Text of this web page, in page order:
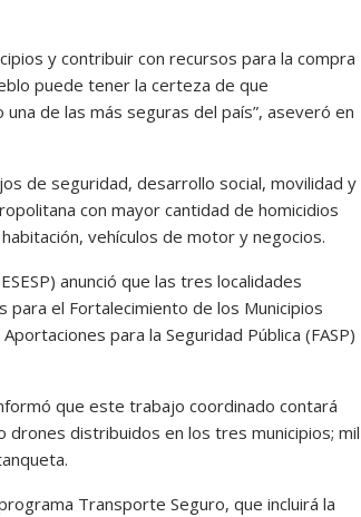
y contribuir con recursos para la compra
puede tener la certeza de que
de las más seguras del país”, aseveró en
de seguridad, desarrollo social, movilidad y
con mayor cantidad de homicidios
vehículos de motor y negocios.
anunció que las tres localidades
el Fortalecimiento de los Municipios
para la Seguridad Pública (FASP)
que este trabajo coordinado contará
drones distribuidos en los tres municipios; mil
Transporte Seguro, que incluirá la